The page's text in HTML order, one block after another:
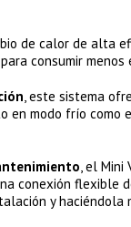
de calor de alta
consumir menos
, este sistema
en modo frío como
, el Mini
conexión flexible
y haciéndola